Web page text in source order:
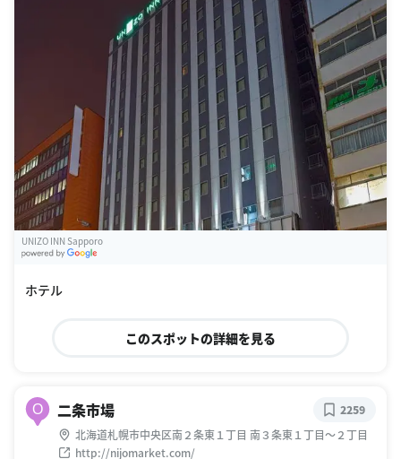
UNIZO INN Sapporo
ホテル
このスポットの詳細を見る
O 二条市場
北海道札幌市中央区南２条東１丁目 南３条東１丁目〜２丁目
http://nijomarket.com/
2259